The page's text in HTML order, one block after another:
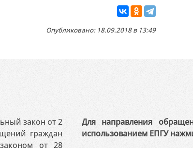
Опубликовано: 18.09.2018 в 13:49
закон от 2
граждан
от 28
Для направления
использованием ЕПГУ